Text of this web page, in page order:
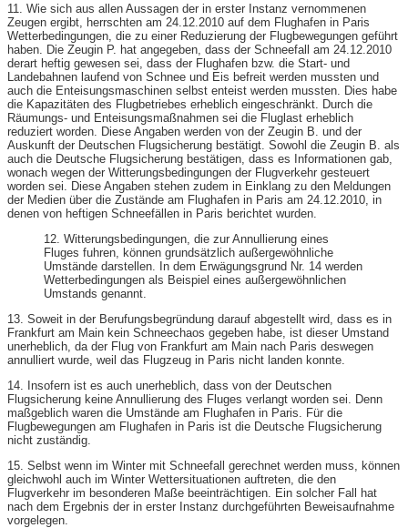
11. Wie sich aus allen Aussagen der in erster Instanz vernommenen
Zeugen ergibt, herrschten am 24.12.2010 auf dem Flughafen in Paris
Wetterbedingungen, die zu einer Reduzierung der Flugbewegungen geführt
haben. Die Zeugin P. hat angegeben, dass der Schneefall am 24.12.2010
derart heftig gewesen sei, dass der Flughafen bzw. die Start- und
Landebahnen laufend von Schnee und Eis befreit werden mussten und
auch die Enteisungsmaschinen selbst enteist werden mussten. Dies habe
die Kapazitäten des Flugbetriebes erheblich eingeschränkt. Durch die
Räumungs- und Enteisungsmaßnahmen sei die Fluglast erheblich
reduziert worden. Diese Angaben werden von der Zeugin B. und der
Auskunft der Deutschen Flugsicherung bestätigt. Sowohl die Zeugin B. als
auch die Deutsche Flugsicherung bestätigen, dass es Informationen gab,
wonach wegen der Witterungsbedingungen der Flugverkehr gesteuert
worden sei. Diese Angaben stehen zudem in Einklang zu den Meldungen
der Medien über die Zustände am Flughafen in Paris am 24.12.2010, in
denen von heftigen Schneefällen in Paris berichtet wurden.
12. Witterungsbedingungen, die zur Annullierung eines
Fluges fuhren, können grundsätzlich außergewöhnliche
Umstände darstellen. In dem Erwägungsgrund Nr. 14 werden
Wetterbedingungen als Beispiel eines außergewöhnlichen
Umstands genannt.
13. Soweit in der Berufungsbegründung darauf abgestellt wird, dass es in
Frankfurt am Main kein Schneechaos gegeben habe, ist dieser Umstand
unerheblich, da der Flug von Frankfurt am Main nach Paris deswegen
annulliert wurde, weil das Flugzeug in Paris nicht landen konnte.
14. Insofern ist es auch unerheblich, dass von der Deutschen
Flugsicherung keine Annullierung des Fluges verlangt worden sei. Denn
maßgeblich waren die Umstände am Flughafen in Paris. Für die
Flugbewegungen am Flughafen in Paris ist die Deutsche Flugsicherung
nicht zuständig.
15. Selbst wenn im Winter mit Schneefall gerechnet werden muss, können
gleichwohl auch im Winter Wettersituationen auftreten, die den
Flugverkehr im besonderen Maße beeinträchtigen. Ein solcher Fall hat
nach dem Ergebnis der in erster Instanz durchgeführten Beweisaufnahme
vorgelegen.